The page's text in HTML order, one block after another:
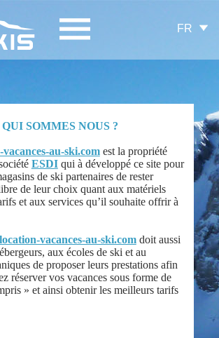
FR
QUI SOMMES NOUS ?
au-ski.comest la propriété
ESDIqui à développé ce site pour
de ski partenaires de rester
de leur choix quant aux matériels
et aux services qu’il souhaite offrir à
location-vacances-au-ski.comdoit aussi
aux écoles de ski et au
de proposer leurs prestations afin
réserver vos vacances sous forme de
» et ainsi obtenir les meilleurs tarifs